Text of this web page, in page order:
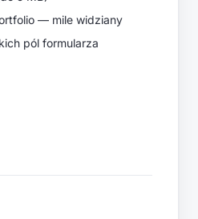
— mile widziany
pól formularza